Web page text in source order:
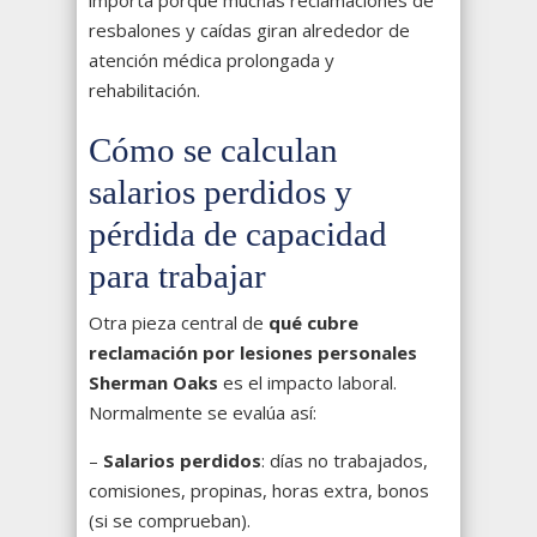
resbalones y caídas giran alrededor de
atención médica prolongada y
rehabilitación.
Cómo se calculan
salarios perdidos y
pérdida de capacidad
para trabajar
Otra pieza central de qué cubre
reclamación por lesiones personales
Sherman Oaks es el impacto laboral.
Normalmente se evalúa así:
– Salarios perdidos: días no trabajados,
comisiones, propinas, horas extra, bonos
(si se comprueban).